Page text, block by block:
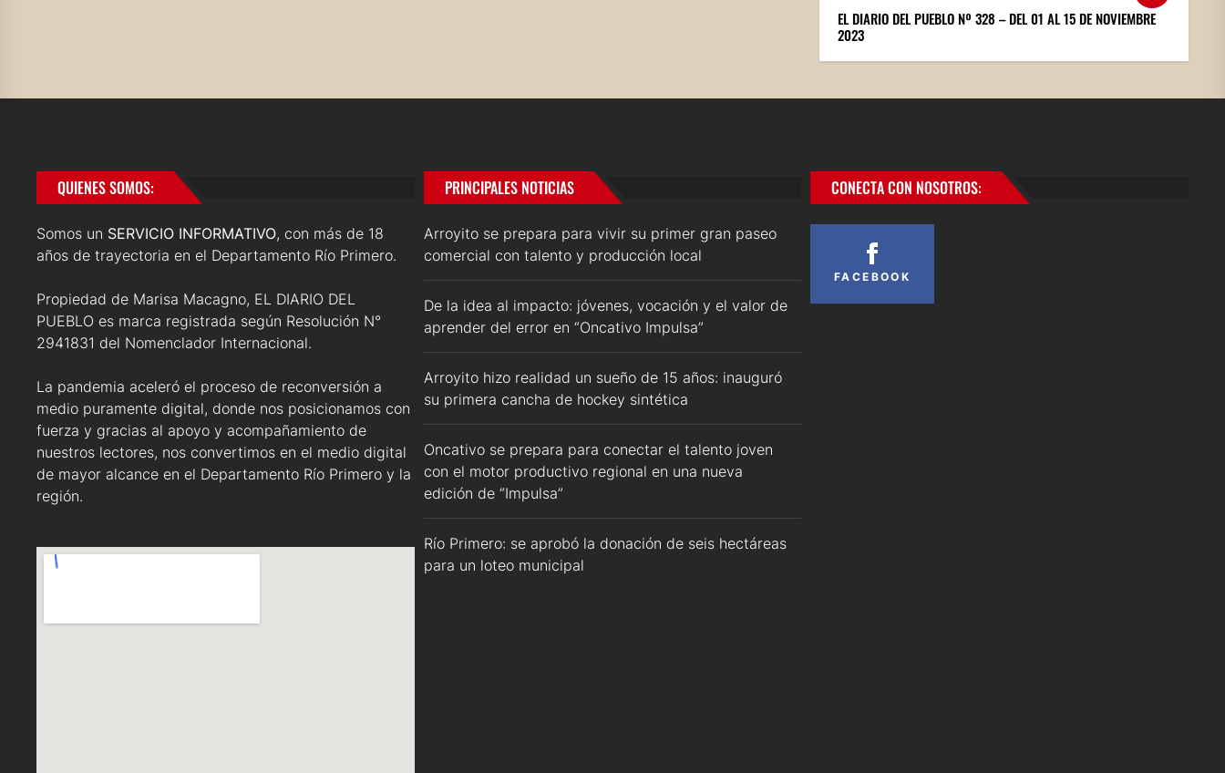
EL DIARIO DEL PUEBLO Nº 328 – DEL 01 AL 15 DE NOVIEMBRE
2023
QUIENES SOMOS:
Somos un SERVICIO INFORMATIVO, con más de 18
años de trayectoria en el Departamento Río Primero.
Propiedad de Marisa Macagno, EL DIARIO DEL
PUEBLO es marca registrada según Resolución N°
2941831 del Nomenclador Internacional.
La pandemia aceleró el proceso de reconversión a
medio puramente digital, donde nos posicionamos con
fuerza y gracias al apoyo y acompañamiento de
nuestros lectores, nos convertimos en el medio digital
de mayor alcance en el Departamento Río Primero y la
región.
PRINCIPALES NOTICIAS
Arroyito se prepara para vivir su primer gran paseo
comercial con talento y producción local
De la idea al impacto: jóvenes, vocación y el valor de
aprender del error en “Oncativo Impulsa”
Arroyito hizo realidad un sueño de 15 años: inauguró
su primera cancha de hockey sintética
Oncativo se prepara para conectar el talento joven
con el motor productivo regional en una nueva
edición de “Impulsa”
Río Primero: se aprobó la donación de seis hectáreas
para un loteo municipal
CONECTA CON NOSOTROS:
FACEBOOK